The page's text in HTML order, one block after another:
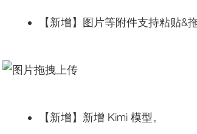
【新增】图片等附件支持粘贴&
【新增】新增 Kimi 模型。